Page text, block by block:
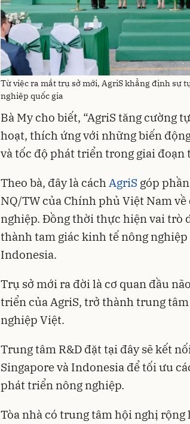
Từ việc ra mắt trụ sở mới, AgriS khẳng định sự
nghiệp quốc gia
Bà My cho biết, “AgriS tăng cường
hoạt, thích ứng với những biến
và tốc độ phát triển trong giai đoạn
Theo bà, đây là cách AgriS góp
NQ/TW của Chính phủ Việt Nam
nghiệp. Đồng thời thực hiện vai trò
thành tam giác kinh tế nông
Indonesia.
Trụ sở mới ra đời là cơ quan đầu
triển của AgriS, trở thành trung
nghiệp Việt.
Trung tâm R&D đặt tại đây sẽ kết
Singapore và Indonesia để tối ưu
phát triển nông nghiệp.
Tòa nhà có trung tâm hội nghị